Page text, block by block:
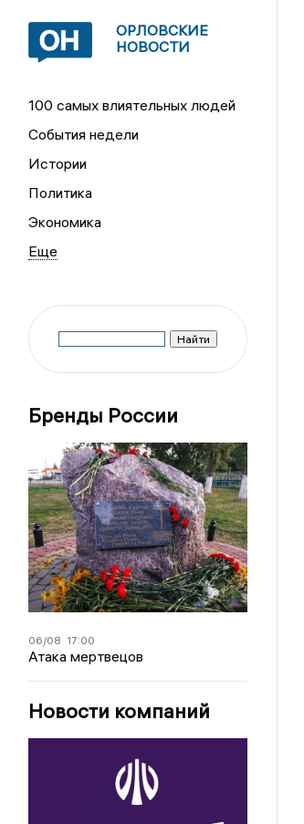
ОРЛОВСКИЕ
НОВОСТИ
100 самых влиятельных людей
События недели
Истории
Политика
Экономика
Бренды России
06/08 17:00
Атака мертвецов
Новости компаний